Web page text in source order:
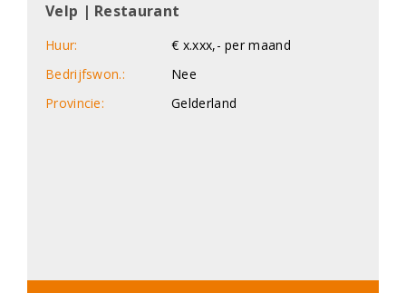
Velp | Restaurant
Huur:
€ x.xxx,- per maand
Bedrijfswon.:
Nee
Provincie:
Gelderland